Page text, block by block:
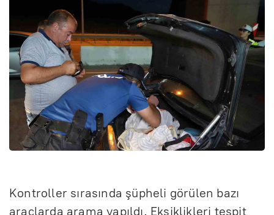
Kontroller sırasında şüpheli görülen bazı
araçlarda arama yapıldı. Eksiklikleri tespit